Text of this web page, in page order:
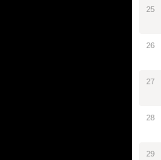
25
26
27
28
29